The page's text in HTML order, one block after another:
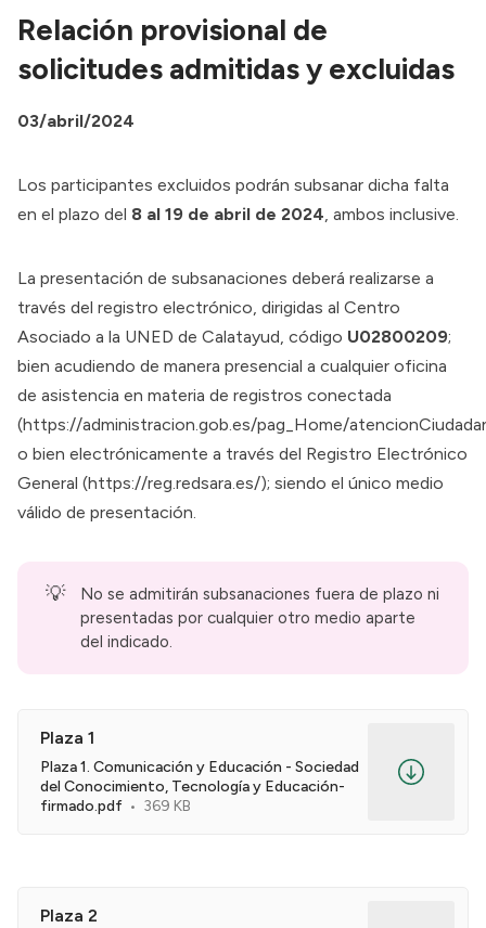
Relación provisional de
solicitudes admitidas y excluidas
03/abril/2024
Los participantes excluidos podrán subsanar dicha falta
en el plazo del 8 al 19 de abril de 2024 , ambos inclusive.
La presentación de subsanaciones deberá realizarse a
través del registro electrónico, dirigidas al Centro
Asociado a la UNED de Calatayud, código U02800209;
bien acudiendo de manera presencial a cualquier oficina
de asistencia en materia de registros conectada
(https://administracion.gob.es/pag_Home/
o bien electrónicamente a través del Registro Electrónico
General (https://reg.redsara.es/); siendo el único medio
válido de presentación.
💡
No se admitirán subsanaciones fuera de plazo ni
presentadas por cualquier otro medio aparte
del indicado.
Plaza 1
Plaza 1. Comunicación y Educación - Sociedad
del Conocimiento, Tecnología y Educación-
firmado.pdf
369 KB
Plaza 2